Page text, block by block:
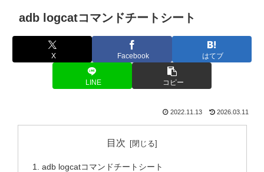
adb logcatコマンドチートシート
X Facebook はてブ
LINE コピー
2022.11.13 2026.03.11
目次
adb logcatコマンドチートシート